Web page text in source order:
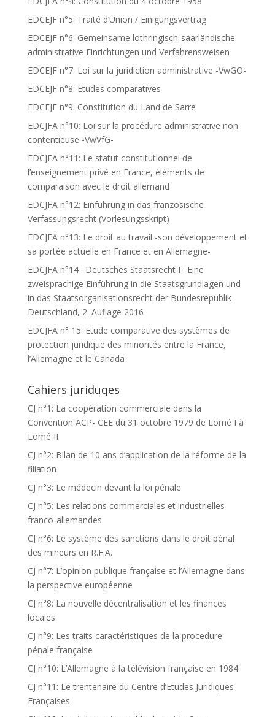
EDCEJF n°5: Traité d’Union / Einigungsvertrag
EDCEJF n°6: Gemeinsame lothringisch-saarländische
administrative Einrichtungen und Verfahrensweisen
EDCEJF n°7: Loi sur la juridiction administrative -VwGO-
EDCEJF n°8: Etudes comparatives
EDCEJF n°9: Constitution du Land de Sarre
EDCJFA n°10: Loi sur la procédure administrative non
contentieuse -VwVfG-
EDCJFA n°11: Le statut constitutionnel de
l’enseignement privé en France, éléments de
comparaison avec le droit allemand
EDCJFA n°12: Einführung in das französische
Verfassungsrecht (Vorlesungsskript)
EDCJFA n°13: Le droit au travail -son développement et
sa portée actuelle en France et en Allemagne-
EDCJFA n°14 : Deutsches Staatsrecht I : Eine
zweisprachige Einführung in die Staatsgrundlagen und
in das Staatsorganisationsrecht der Bundesrepublik
Deutschland, 2. Auflage 2016
EDCJFA n° 15: Etude comparative des systèmes de
protection juridique des minorités entre la France,
l’Allemagne et le Canada
Cahiers juriduqes
CJ n°1: La coopération commerciale dans la
Convention ACP- CEE du 31 octobre 1979 de Lomé I à
Lomé II
CJ n°2: Bilan de 10 ans d’application de la réforme de la
filiation
CJ n°3: Le médecin devant la loi pénale
CJ n°5: Les relations commerciales et industrielles
franco-allemandes
CJ n°6: Le système des sanctions dans le droit pénal
des mineurs en R.F.A.
CJ n°7: L’opinion publique française et l’Allemagne dans
la perspective européenne
CJ n°8: La nouvelle décentralisation et les finances
locales
CJ n°9: Les traits caractéristiques de la procedure
pénale française
CJ n°10: L’Allemagne à la télévision française en 1984
CJ n°11: Le trentenaire du Centre d’Etudes Juridiques
Françaises